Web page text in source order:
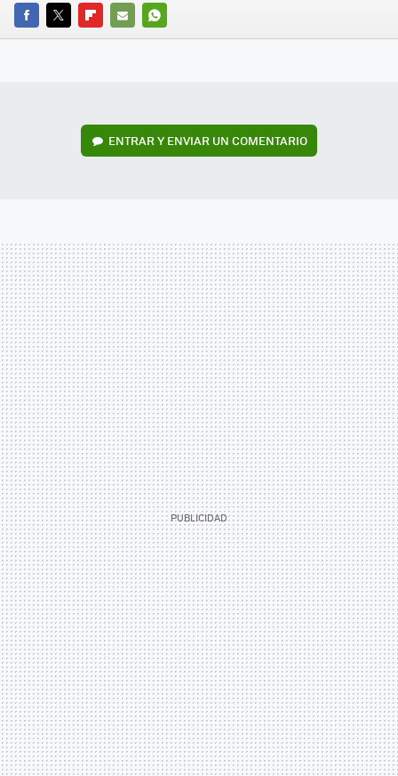
FACEBOOK
TWITTERFLIPBOARD
E-
WHATSAPP
ENTRAR Y ENVIAR UN COMENTARIO